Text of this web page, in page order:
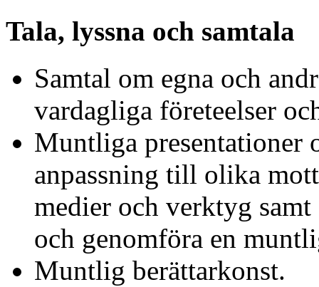
Tala, lyssna och samtala
Samtal om egna och
vardagliga företeelser
Muntliga presentationer
anpassning till olika
medier och verktyg
och genomföra en
Muntlig berättarkonst.